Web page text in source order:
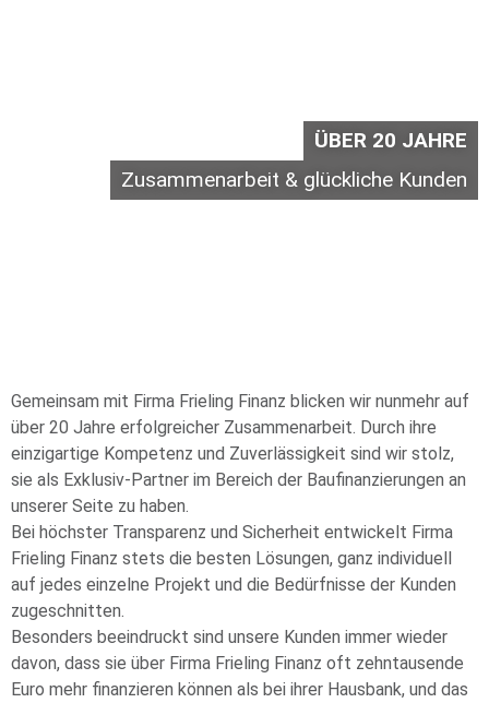
ÜBER 20 JAHRE
Zusammenarbeit & glückliche Kunden
Gemeinsam mit Firma Frieling Finanz blicken wir nunmehr auf
über 20 Jahre erfolgreicher Zusammenarbeit. Durch ihre
einzigartige Kompetenz und Zuverlässigkeit sind wir stolz,
sie als Exklusiv-Partner im Bereich der Baufinanzierungen an
unserer Seite zu haben.
Bei höchster Transparenz und Sicherheit entwickelt Firma
Frieling Finanz stets die besten Lösungen, ganz individuell
auf jedes einzelne Projekt und die Bedürfnisse der Kunden
zugeschnitten.
Besonders beeindruckt sind unsere Kunden immer wieder
davon, dass sie über Firma Frieling Finanz oft zehntausende
Euro mehr finanzieren können als bei ihrer Hausbank, und das